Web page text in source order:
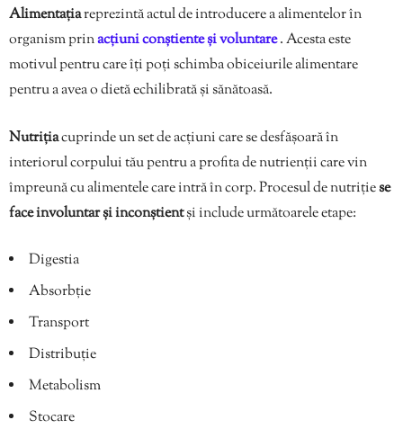
Alimentațiareprezintă actul de introducere a alimentelor în
organism prinacțiuni conștiente și voluntare. Acesta este
motivul pentru care îți poți schimba obiceiurile alimentare
pentru a avea o dietă echilibrată și sănătoasă.
Nutrițiacuprinde un set de acțiuni care se desfășoară în
interiorul corpului tău pentru a profita de nutrienții care vin
împreună cu alimentele care intră în corp. Procesul de nutrițiese
face involuntar și inconștientși include următoarele etape:
Digestia
Absorbție
Transport
Distribuție
Metabolism
Stocare